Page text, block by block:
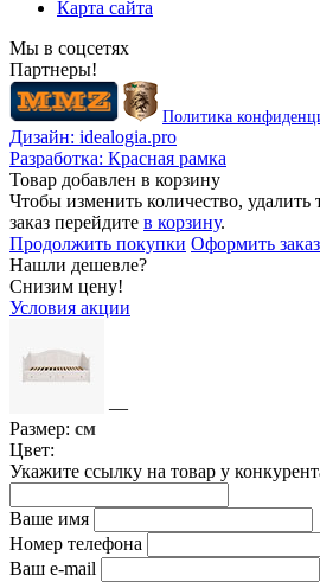
Карта сайта
Мы в соцсетях
Партнеры!
Политика
Дизайн: idealogia.pro
Разработка: Красная рамка
Товар добавлен в корзину
Чтобы изменить количество,
заказ перейдите в корзину.
Продолжить покупки Оформить заказ
Нашли дешевле?
Снизим цену!
Условия акции
—
Размер: см
Цвет:
Укажите ссылку на товар у
Ваше имя
Номер телефона
Ваш e-mail